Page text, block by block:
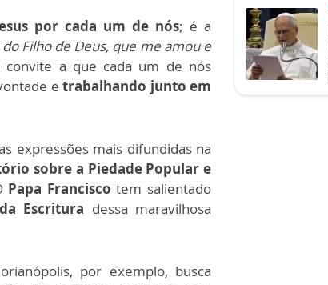
por cada um de nós; é a
do Filho de Deus, que me amou e
convite a que cada um de nós
etrabalhando junto em
expressões mais difundidas na
sobre a Piedade Popular e
Papa Francisco tem salientado
Escritura dessa maravilhosa
por exemplo, busca